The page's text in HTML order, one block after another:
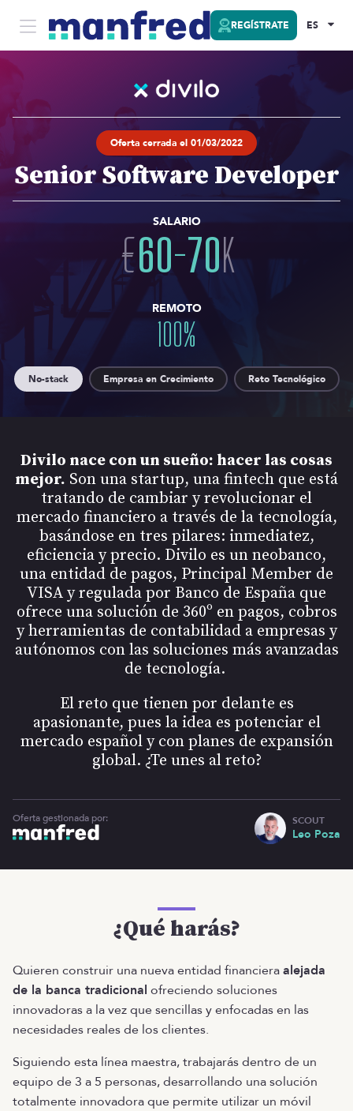
REGÍSTRATE ES
Oferta cerrada el 01/03/2022
Senior Software Developer
SALARIO
€60-70K
REMOTO
100%
No-stack Empresa en Crecimiento Reto Tecnológico
Divilo nace con un sueño: hacer las cosas
mejor. Son una startup, una fintech que está
tratando de cambiar y revolucionar el
mercado financiero a través de la tecnología,
basándose en tres pilares: inmediatez,
eficiencia y precio. Divilo es un neobanco,
una entidad de pagos, Principal Member de
VISA y regulada por Banco de España que
ofrece una solución de 360º en pagos, cobros
y herramientas de contabilidad a empresas y
autónomos con las soluciones más avanzadas
de tecnología.
El reto que tienen por delante es
apasionante, pues la idea es potenciar el
mercado español y con planes de expansión
global. ¿Te unes al reto?
Oferta gestionada por: SCOUT
Leo Poza
¿Qué harás?
Quieren construir una nueva entidad financieraalejada
de la banca tradicional ofreciendo soluciones
innovadoras a la vez que sencillas y enfocadas en las
necesidades reales de los clientes.
Siguiendo esta línea maestra, trabajarás dentro de un
equipo de 3 a 5 personas, desarrollando una solución
totalmente innovadora que permite utilizar un móvil